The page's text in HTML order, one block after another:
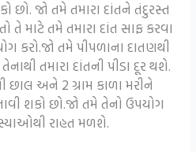
જો તમે તમારા દાંતને તંદુરસ્ત
તે માટે તમે તમારા દાંત સાફ કરવા
કરો.જો તમે પીપળાના દાતણથી
તમારા દાંતની પીડા દૂર થશે.
છાલ અને 2 ગ્રામ કાળા મરીને
શકો છો.જો તમે તેનો ઉપયોગ
રાહત મળશે.